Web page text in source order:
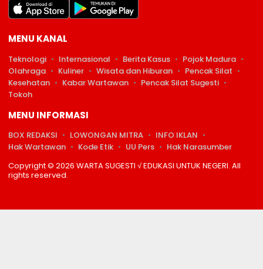
MENU KANAL
Teknologi Internasional Berita Kasus
Pojok Madura
Olahraga
Kuliner Wisata dan Hiburan
Pencak Silat
Kesehatan
Kabar Wartawan
Pencak Silat Sugesti
Tokoh
MENU INFORMASI
BOX REDAKSI LOWONGAN MITRA
INFO IKLAN
Hak Wartawan
Kode Etik UU Pers
Hak Narasumber
Copyright © 2026 WARTA SUGESTI √ EDUKASI UNTUK NEGERI. All
rights reserved.